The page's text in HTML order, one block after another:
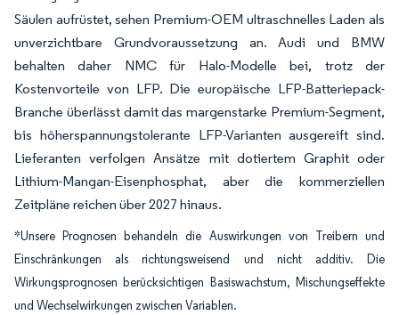
Säulen aufrüstet, sehen Premium-OEM ultraschnelles Laden als
unverzichtbare Grundvoraussetzung an. Audi und BMW
behalten daher NMC für Halo-Modelle bei, trotz der
Kostenvorteile von LFP. Die europäische LFP-Batteriepack-
Branche überlässt damit das margenstarke Premium-Segment,
bis höherspannungstolerante LFP-Varianten ausgereift sind.
Lieferanten verfolgen Ansätze mit dotiertem Graphit oder
Lithium-Mangan-Eisenphosphat, aber die kommerziellen
Zeitpläne reichen über 2027 hinaus.
*Unsere Prognosen behandeln die Auswirkungen von Treibern und
Einschränkungen als richtungsweisend und nicht additiv. Die
Wirkungsprognosen berücksichtigen Basiswachstum, Mischungseffekte
und Wechselwirkungen zwischen Variablen.